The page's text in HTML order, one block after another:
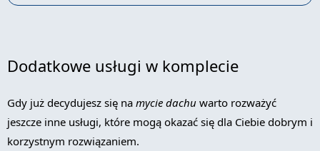
Dodatkowe usługi w komplecie
Gdy już decydujesz się na mycie dachu warto rozważyć
jeszcze inne usługi, które mogą okazać się dla Ciebie dobrym i
korzystnym rozwiązaniem.